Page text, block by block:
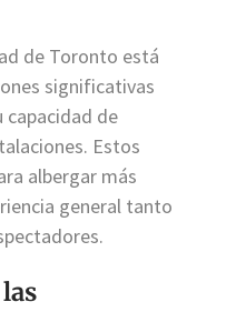
de Toronto está
significativas
capacidad de
Estos
albergar más
general tanto